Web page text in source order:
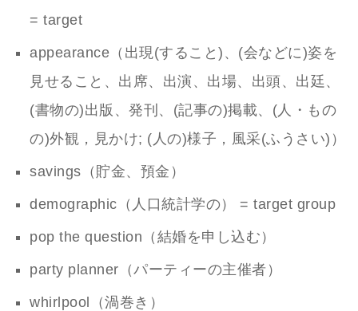
= target
appearance（出現(すること)、(会などに)姿を
見せること、出席、出演、出場、出頭、出廷、
(書物の)出版、発刊、(記事の)掲載、(人・もの
の)外観，見かけ; (人の)様子，風采(ふうさい)）
savings（貯金、預金）
demographic（人口統計学の） = target group
pop the question（結婚を申し込む）
party planner（パーティーの主催者）
whirlpool（渦巻き）